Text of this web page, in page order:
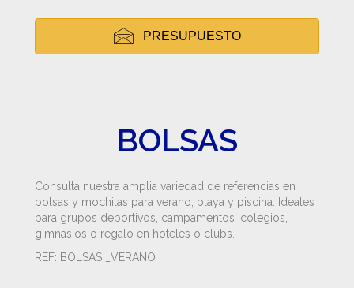
PRESUPUESTO
BOLSAS
Consulta nuestra amplia variedad de referencias en
bolsas y mochilas para verano, playa y piscina. Ideales
para grupos deportivos, campamentos ,colegios,
gimnasios o regalo en hoteles o clubs.
REF: BOLSAS _VERANO